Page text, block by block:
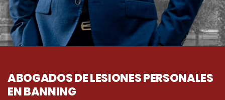
ABOGADOS DE LESIONES PERSONALES
EN BANNING